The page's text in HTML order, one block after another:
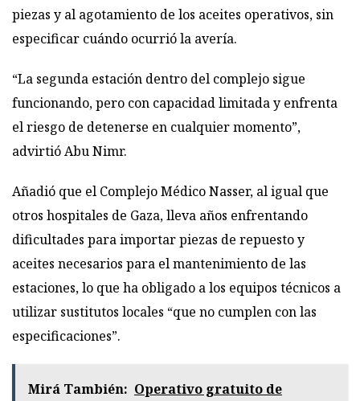
piezas y al agotamiento de los aceites operativos, sin
especificar cuándo ocurrió la avería.
“La segunda estación dentro del complejo sigue
funcionando, pero con capacidad limitada y enfrenta
el riesgo de detenerse en cualquier momento”,
advirtió Abu Nimr.
Añadió que el Complejo Médico Nasser, al igual que
otros hospitales de Gaza, lleva años enfrentando
dificultades para importar piezas de repuesto y
aceites necesarios para el mantenimiento de las
estaciones, lo que ha obligado a los equipos técnicos a
utilizar sustitutos locales “que no cumplen con las
especificaciones”.
Mirá También: Operativo gratuito de